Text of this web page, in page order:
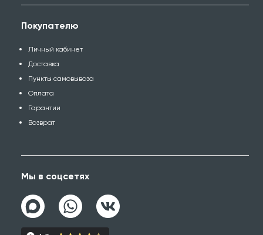
Покупателю
Личный кабинет
Доставка
Пункты самовывоза
Оплата
Гарантии
Возврат
Мы в соцсетях